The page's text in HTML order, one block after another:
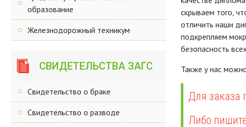
образование
Железнодорожный техникум
СВИДЕТЕЛЬСТВА ЗАГС
Свидетельство о браке
Свидетельство о разводе
скрываем того,
отличить наши
подкрепляем
безопасность
Также у нас
Для заказа
Либо